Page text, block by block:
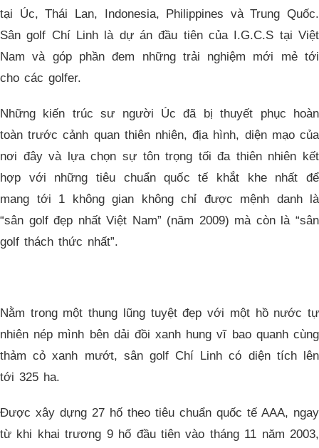
tại Úc, Thái Lan, Indonesia, Philippines và Trung Quốc.
Sân golf Chí Linh là dự án đầu tiên của I.G.C.S tại Việt
Nam và góp phần đem những trải nghiệm mới mẻ tới
cho các golfer.
Những kiến trúc sư người Úc đã bị thuyết phục hoàn
toàn trước cảnh quan thiên nhiên, địa hình, diện mạo của
nơi đây và lựa chọn sự tôn trọng tối đa thiên nhiên kết
hợp với những tiêu chuẩn quốc tế khắt khe nhất để
mang tới 1 không gian không chỉ được mệnh danh là
“sân golf đẹp nhất Việt Nam” (năm 2009) mà còn là “sân
golf thách thức nhất”.
Nằm trong một thung lũng tuyệt đẹp với một hồ nước tự
nhiên nép mình bên dải đồi xanh hung vĩ bao quanh cùng
thảm cỏ xanh mướt, sân golf Chí Linh có diện tích lên
tới 325 ha.
Được xây dựng 27 hố theo tiêu chuẩn quốc tế AAA, ngay
từ khi khai trương 9 hố đầu tiên vào tháng 11 năm 2003,